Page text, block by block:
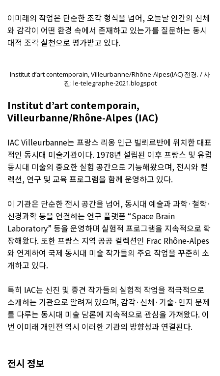
이미래의 작업은 단순한 조각 형식을 넘어, 오늘날 인간의 신체
와 감각이 어떤 환경 속에서 존재하고 있는가를 질문하는 동시
대적 조각 실천으로 평가받고 있다.
Institut d’art contemporain, Villeurbanne/Rhône-Alpes(IAC) 전경. / 사
진: le-telegraphe-2021.blogspot
Institut d’art contemporain,
Villeurbanne/Rhône-Alpes (IAC)
IAC Villeurbanne는 프랑스 리옹 인근 빌뢰르반에 위치한 대표
적인 동시대 미술기관이다. 1978년 설립된 이후 프랑스 및 유럽
동시대 미술의 중요한 실험 공간으로 기능해왔으며, 전시와 컬
렉션, 연구 및 교육 프로그램을 함께 운영하고 있다.
이 기관은 단순한 전시 공간을 넘어, 동시대 예술과 과학·철학·
신경과학 등을 연결하는 연구 플랫폼 “Space Brain
Laboratory” 등을 운영하며 실험적 프로그램을 지속적으로 확
장해왔다. 또한 프랑스 지역 공공 컬렉션인 Frac Rhône-Alpes
와 연계하여 국제 동시대 미술 작가들의 주요 작업을 꾸준히 소
개하고 있다.
특히 IAC는 신진 및 중견 작가들의 실험적 작업을 적극적으로
소개하는 기관으로 알려져 있으며, 감각·신체·기술·인지 문제
를 다루는 동시대 미술 담론에 지속적으로 관심을 가져왔다. 이
번 이미래 개인전 역시 이러한 기관의 방향성과 연결된다.
전시 정보